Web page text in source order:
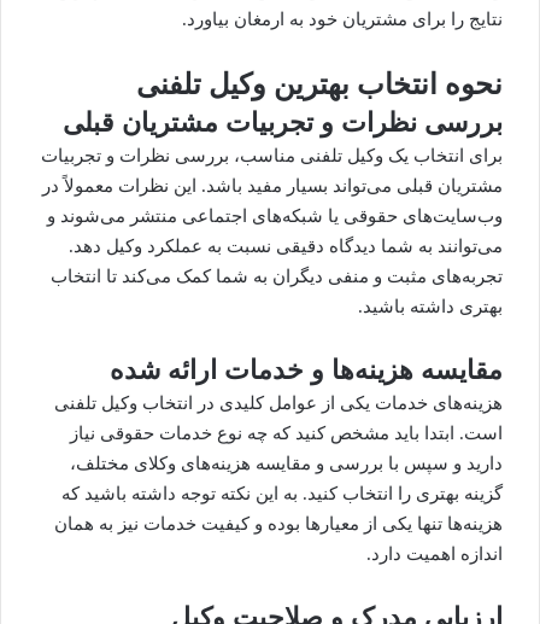
نتایج را برای مشتریان خود به ارمغان بیاورد.
نحوه انتخاب بهترین وکیل تلفنی
بررسی نظرات و تجربیات مشتریان قبلی
برای انتخاب یک وکیل تلفنی مناسب، بررسی نظرات و تجربیات
مشتریان قبلی می‌تواند بسیار مفید باشد. این نظرات معمولاً در
وب‌سایت‌های حقوقی یا شبکه‌های اجتماعی منتشر می‌شوند و
می‌توانند به شما دیدگاه دقیقی نسبت به عملکرد وکیل دهد.
تجربه‌های مثبت و منفی دیگران به شما کمک می‌کند تا انتخاب
بهتری داشته باشید.
مقایسه هزینه‌ها و خدمات ارائه شده
هزینه‌های خدمات یکی از عوامل کلیدی در انتخاب وکیل تلفنی
است. ابتدا باید مشخص کنید که چه نوع خدمات حقوقی نیاز
دارید و سپس با بررسی و مقایسه هزینه‌های وکلای مختلف،
گزینه بهتری را انتخاب کنید. به این نکته توجه داشته باشید که
هزینه‌ها تنها یکی از معیارها بوده و کیفیت خدمات نیز به همان
اندازه اهمیت دارد.
ارزیابی مدرک و صلاحیت وکیل